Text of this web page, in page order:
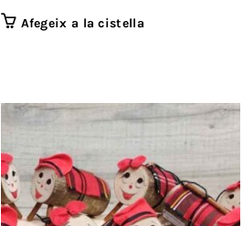
Afegeix a la cistella